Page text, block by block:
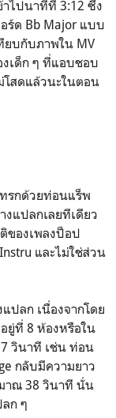
ไปนาทีที่ 3:12 ซึ่ง
ร์ด Bb Major แบบ
ยบกับภาพใน MV
เด็ก ๆ ที่แอบชอบ
สดแล้วนะในตอน
รกด้วยท่อนแร็พ
งแปลกเลยทีเดียว
ของเพลงป็อป
และไม่ใช่ส่วน
ปลก เนื่องจากโดย
ยู่ที่ 8 ห้องหรือใน
วินาที เช่น ท่อน
กลับมีความยาว
าณ 38 วินาที นั่น
ก ๆ